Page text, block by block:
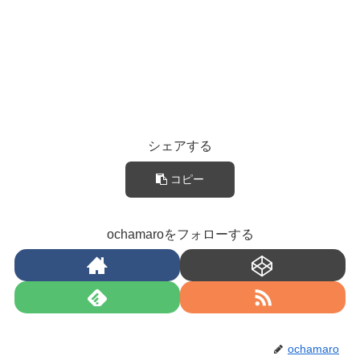
シェアする
コピー
ochamaroをフォローする
ochamaro